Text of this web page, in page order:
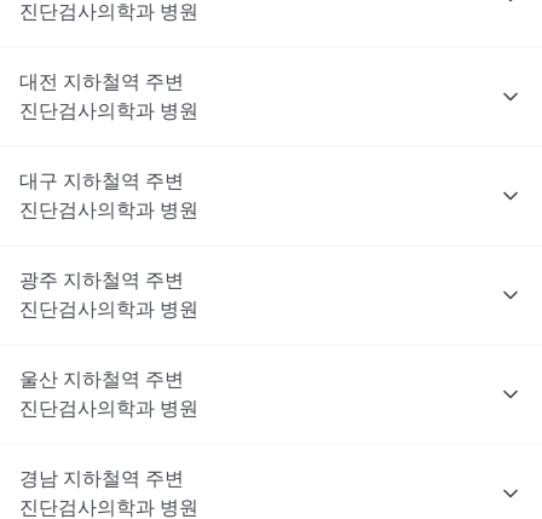
진단검사의학과 병원
대전 지하철역 주변
진단검사의학과 병원
대구 지하철역 주변
진단검사의학과 병원
광주 지하철역 주변
진단검사의학과 병원
울산 지하철역 주변
진단검사의학과 병원
경남 지하철역 주변
진단검사의학과 병원